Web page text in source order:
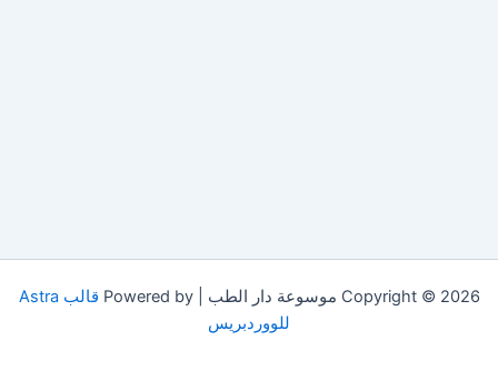
Copyright © 2026 موسوعة دار الطب | Powered by
قالب Astra
للووردبريس